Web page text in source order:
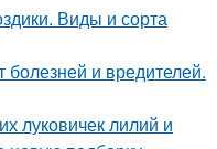
Виды и сорта
и вредителей.
луковичек лилий и